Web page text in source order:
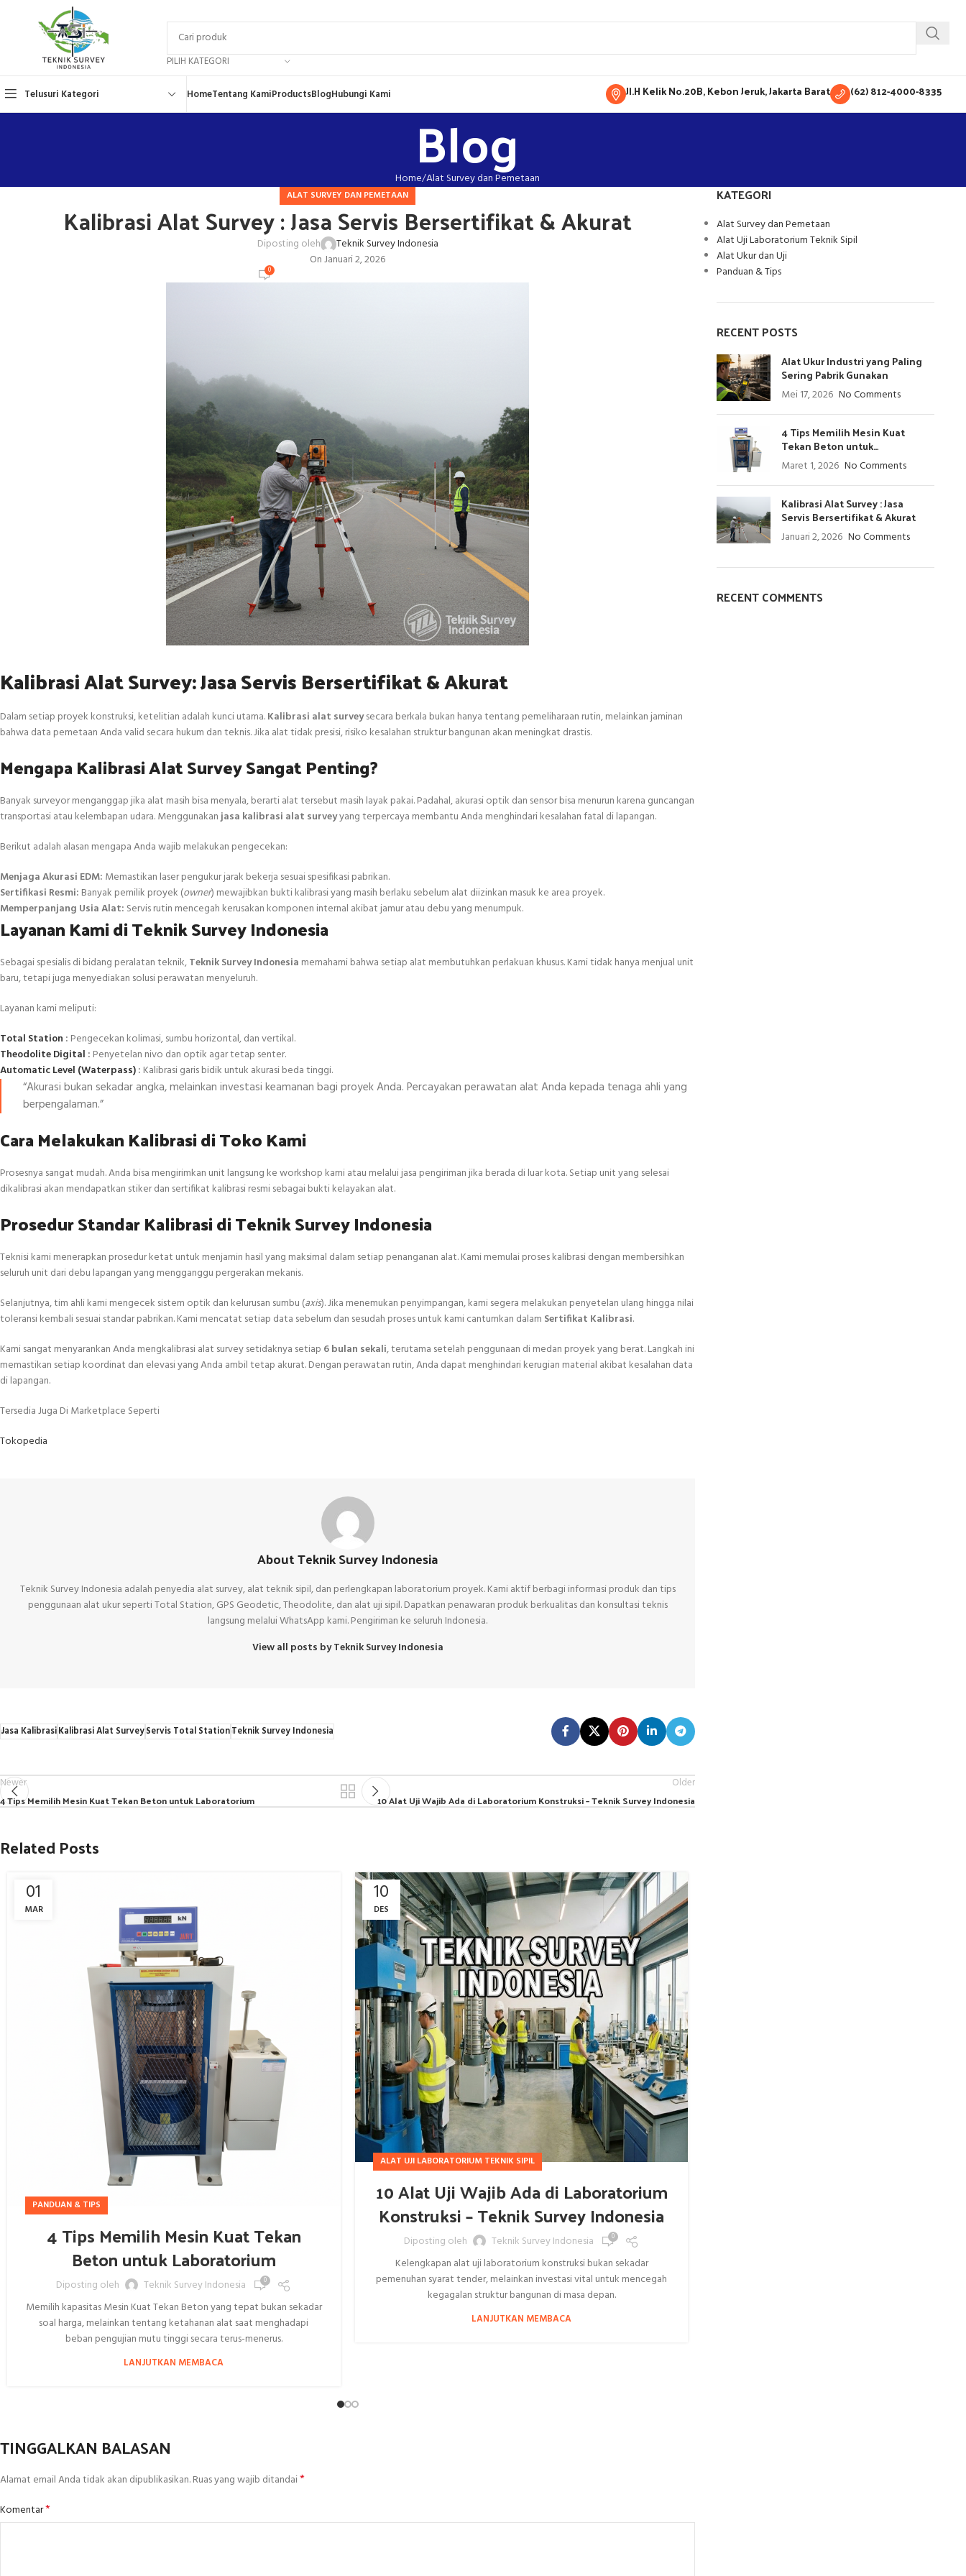
PILIH KATEGORI
Telusuri Kategori HomeTentang KamiProductsBlogHubungi Kami Jl.H Kelik No.20B, Kebon Jeruk, Jakarta Barat (62) 812-4000-8335
Blog
Home Alat Survey dan Pemetaan
ALAT SURVEY DAN PEMETAAN
Kalibrasi Alat Survey : Jasa Servis Bersertifikat & Akurat
Diposting oleh
Teknik Survey Indonesia
On Januari 2, 2026
0
Kalibrasi Alat Survey: Jasa Servis Bersertifikat & Akurat
Dalam setiap proyek konstruksi, ketelitian adalah kunci utama.Kalibrasi alat surveysecara berkala bukan hanya tentang pemeliharaan rutin, melainkan jaminan
bahwa data pemetaan Anda valid secara hukum dan teknis. Jika alat tidak presisi, risiko kesalahan struktur bangunan akan meningkat drastis.
Mengapa Kalibrasi Alat Survey Sangat Penting?
Banyak surveyor menganggap jika alat masih bisa menyala, berarti alat tersebut masih layak pakai. Padahal, akurasi optik dan sensor bisa menurun karena guncangan
transportasi atau kelembapan udara. Menggunakanjasa kalibrasi alat surveyyang terpercaya membantu Anda menghindari kesalahan fatal di lapangan.
Berikut adalah alasan mengapa Anda wajib melakukan pengecekan:
Menjaga Akurasi EDM: Memastikan laser pengukur jarak bekerja sesuai spesifikasi pabrikan.
Sertifikasi Resmi: Banyak pemilik proyek (owner) mewajibkan bukti kalibrasi yang masih berlaku sebelum alat diizinkan masuk ke area proyek.
Memperpanjang Usia Alat: Servis rutin mencegah kerusakan komponen internal akibat jamur atau debu yang menumpuk.
Layanan Kami di Teknik Survey Indonesia
Sebagai spesialis di bidang peralatan teknik,Teknik Survey Indonesia memahami bahwa setiap alat membutuhkan perlakuan khusus. Kami tidak hanya menjual unit
baru, tetapi juga menyediakan solusi perawatan menyeluruh.
Layanan kami meliputi:
Total Station : Pengecekan kolimasi, sumbu horizontal, dan vertikal.
Theodolite Digital : Penyetelan nivo dan optik agar tetap senter.
Automatic Level (Waterpass): Kalibrasi garis bidik untuk akurasi beda tinggi.
“Akurasi bukan sekadar angka, melainkan investasi keamanan bagi proyek Anda. Percayakan perawatan alat Anda kepada tenaga ahli yang
berpengalaman.”
Cara Melakukan Kalibrasi di Toko Kami
Prosesnya sangat mudah. Anda bisa mengirimkan unit langsung ke workshop kami atau melalui jasa pengiriman jika berada di luar kota. Setiap unit yang selesai
dikalibrasi akan mendapatkan stiker dan sertifikat kalibrasi resmi sebagai bukti kelayakan alat.
Prosedur Standar Kalibrasi di Teknik Survey Indonesia
Teknisi kami menerapkan prosedur ketat untuk menjamin hasil yang maksimal dalam setiap penanganan alat. Kami memulai proses kalibrasi dengan membersihkan
seluruh unit dari debu lapangan yang mengganggu pergerakan mekanis.
Selanjutnya, tim ahli kami mengecek sistem optik dan kelurusan sumbu (axis). Jika menemukan penyimpangan, kami segera melakukan penyetelan ulang hingga nilai
toleransi kembali sesuai standar pabrikan. Kami mencatat setiap data sebelum dan sesudah proses untuk kami cantumkan dalam Sertifikat Kalibrasi.
Kami sangat menyarankan Anda mengkalibrasi alat survey setidaknya setiap 6 bulan sekali, terutama setelah penggunaan di medan proyek yang berat. Langkah ini
memastikan setiap koordinat dan elevasi yang Anda ambil tetap akurat. Dengan perawatan rutin, Anda dapat menghindari kerugian material akibat kesalahan data
di lapangan.
Tersedia Juga Di Marketplace Seperti
Tokopedia
About Teknik Survey Indonesia
Teknik Survey Indonesia adalah penyedia alat survey, alat teknik sipil, dan perlengkapan laboratorium proyek. Kami aktif berbagi informasi produk dan tips
penggunaan alat ukur seperti Total Station, GPS Geodetic, Theodolite, dan alat uji sipil. Dapatkan penawaran produk berkualitas dan konsultasi teknis
langsung melalui WhatsApp kami. Pengiriman ke seluruh Indonesia.
View all posts by Teknik Survey Indonesia
Jasa KalibrasiKalibrasi Alat SurveyServis Total StationTeknik Survey Indonesia
Newer
4 Tips Memilih Mesin Kuat Tekan Beton untuk Laboratorium
Older
10 Alat Uji Wajib Ada di Laboratorium Konstruksi – Teknik Survey Indonesia
Related Posts
01
MAR
PANDUAN & TIPS
4 Tips Memilih Mesin Kuat Tekan
Beton untuk Laboratorium
Diposting oleh Teknik Survey Indonesia 0
Memilih kapasitas Mesin Kuat Tekan Beton yang tepat bukan sekadar
soal harga, melainkan tentang ketahanan alat saat menghadapi
beban pengujian mutu tinggi secara terus-menerus.
LANJUTKAN MEMBACA
10
DES
ALAT UJI LABORATORIUM TEKNIK SIPIL
10 Alat Uji Wajib Ada di Laboratorium
Konstruksi – Teknik Survey Indonesia
Diposting oleh Teknik Survey Indonesia 0
Kelengkapan alat uji laboratorium konstruksi bukan sekadar
pemenuhan syarat tender, melainkan investasi vital untuk mencegah
kegagalan struktur bangunan di masa depan.
LANJUTKAN MEMBACA
TINGGALKAN BALASAN
Alamat email Anda tidak akan dipublikasikan.Ruas yang wajib ditandai*
Komentar*
KATEGORI
Alat Survey dan Pemetaan
Alat Uji Laboratorium Teknik Sipil
Alat Ukur dan Uji
Panduan & Tips
RECENT POSTS
Alat Ukur Industri yang Paling
Sering Pabrik Gunakan
Mei 17, 2026 No Comments
4 Tips Memilih Mesin Kuat
Tekan Beton untuk
Laboratorium
Maret 1, 2026 No Comments
Kalibrasi Alat Survey : Jasa
Servis Bersertifikat & Akurat
Januari 2, 2026 No Comments
RECENT COMMENTS